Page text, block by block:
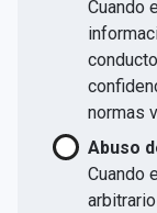
Cuando
normas
Abuso
Cuando